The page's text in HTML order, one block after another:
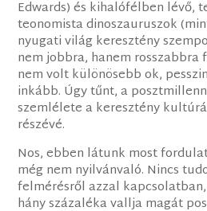
Edwards) és kihalófélben lévő,
teonomista dinoszauruszok
nyugati világ keresztény
nem jobbra, hanem
nem volt különösebb ok,
inkább. Úgy tűnt, a
szemlélete a keresztény
részévé.
Nos, ebben látunk most
még nem nyilvánvaló. Nincs
felmérésről azzal
hány százaléka vallja magát